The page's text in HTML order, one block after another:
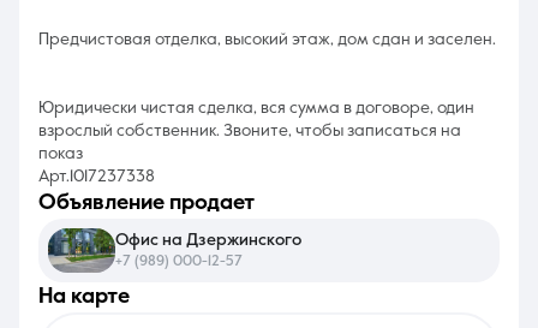
Предчистовая отделка, высокий этаж, дом сдан и заселен.
Юридически чистая сделка, вся сумма в договоре, один
взрослый собственник. Звоните, чтобы записаться на
показ
Арт.1017237338
на карте
объявление продает
Офис на Дзержинского
+7 (989) 000-12-57